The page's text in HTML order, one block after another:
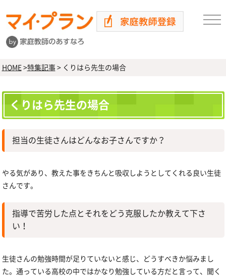
HOME>特集記事>くりはら先生の場合
くりはら先生の場合
担当の生徒さんはどんなお子さんですか？
やる気があり、教えた事をきちんと吸収しようとしてくれる良い生徒
さんです。
指導で苦労した点とそれをどう克服したか教えて下さ
い！
生徒さんの勉強時間が足りていないと感じ、どうすべきか悩みまし
た。通っている高校の中ではかなり勉強している方だと言って、聞く